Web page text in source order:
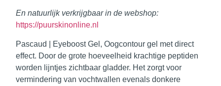
En natuurlijk verkrijgbaar in de webshop:
https://puurskinonline.nl
Pascaud | Eyeboost Gel, Oogcontour gel met direct
effect. Door de grote hoeveelheid krachtige peptiden
worden lijntjes zichtbaar gladder. Het zorgt voor
vermindering van vochtwallen evenals donkere